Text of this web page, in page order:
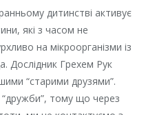
дитинстві активує
які з часом не
на мікроорганізми із
Дослідник Грехем Рук
“старими друзями”.
“дружби”, тому що через